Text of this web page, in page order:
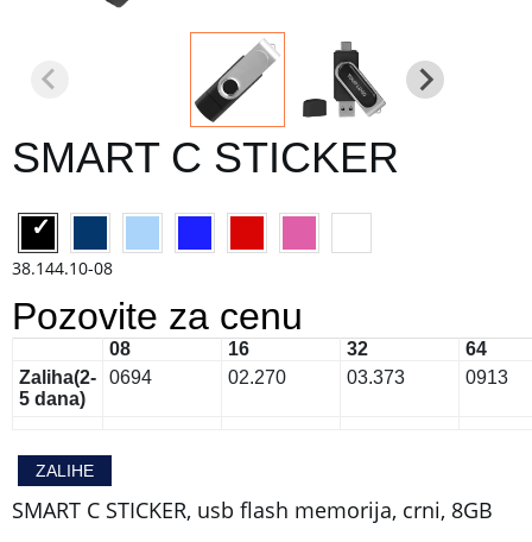
SMART C STICKER
38.144.10-08
Pozovite za cenu
08 16 32
64
Zaliha(2-
5 dana)
0694 02.270 03.373 0913
ZALIHE
SMART C STICKER, usb flash memorija, crni, 8GB